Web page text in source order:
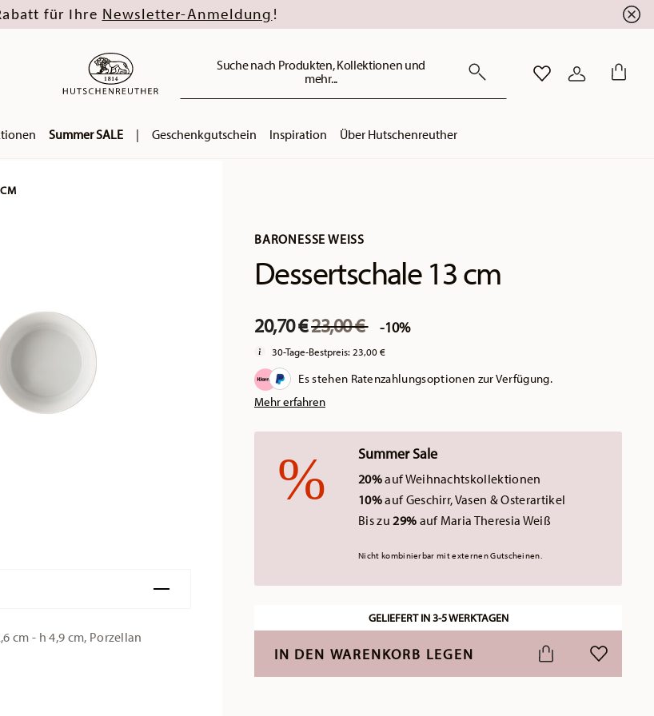
für Ihre Newsletter-Anmeldung !
Suche nach Produkten, Kollektionen und
mehr...
WISHLISTANMELDEN
Summer SALE | Geschenkgutschein Inspiration Über Hutschenreuther
BARONESSE WEISS
Dessertschale 13 cm
20,70 €Price reduced from
23,00 €to-10%
30-Tage-Bestpreis: 23,00 €
Es stehen Ratenzahlungsoptionen zur Verfügung.
Mehr erfahren
Summer Sale
20%auf Weihnachtskollektionen
10%auf Geschirr, Vasen & Osterartikel
Bis zu29% auf Maria Theresia Weiß
Nicht kombinierbar mit externen Gutscheinen.
GELIEFERT IN 3-5 WERKTAGEN
IN DEN WARENKORB LEGEN ADD TO
cm - h 4,9 cm, Porzellan